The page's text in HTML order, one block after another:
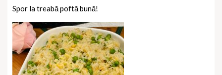
Spor la treabă poftă bună!